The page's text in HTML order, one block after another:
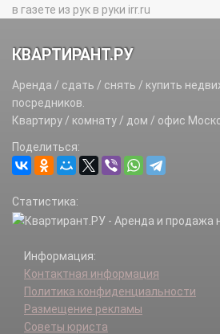
в газете из рук в руки irr.ru
КВАРТИРАНТ.РУ
Аренда / сдать / снять / купить
посредников.
Квартиру / комнату / дом / офис
Поделиться:
Статистика:
Информация:
Контактная информация
Политика конфиденциальности
Размещение рекламы
Советы юриста